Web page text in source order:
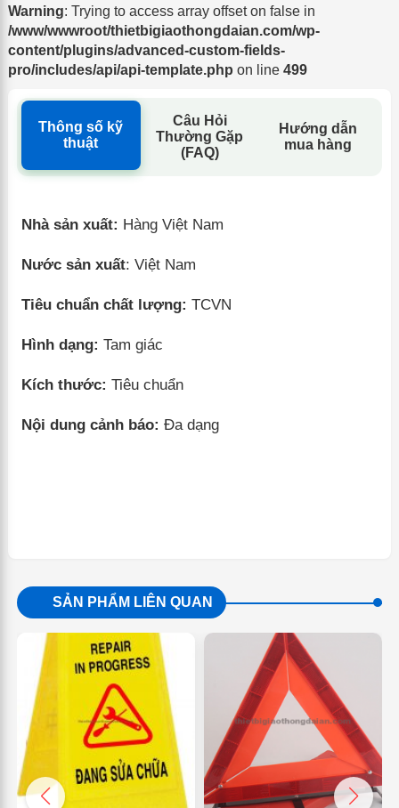
Warning: Trying to access array offset on false in
/www/wwwroot/thietbigiaothongdaian.com/wp-
content/plugins/advanced-custom-fields-
pro/includes/api/api-template.php on line499
Thông số kỹ
thuật
Câu Hỏi
Thường Gặp
(FAQ)
Hướng dẫn
mua hàng
Nhà sản xuất: Hàng Việt Nam
Nước sản xuất: Việt Nam
Tiêu chuẩn chất lượng:TCVN
Hình dạng:Tam giác
Kích thước:Tiêu chuẩn
Nội dung cảnh báo:Đa dạng
SẢN PHẨM LIÊN QUAN